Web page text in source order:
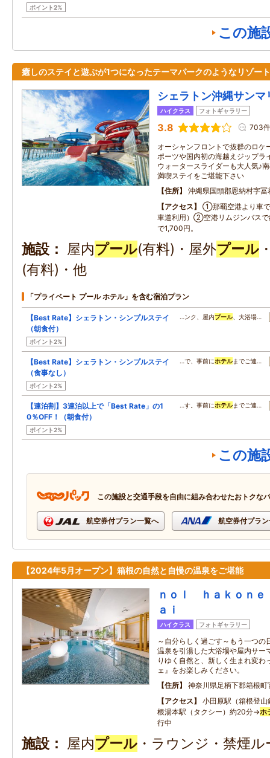
ポイント2%
この施
癒しのステイと遊ぶが1つになったテーマパークのようなリゾート
シェラトン沖縄サン
ハイクラス フォトギャラリー
3.8 703件
オーシャンフロントで抜群のロケ
ポーツや国内初の海越えジップラ
ウォータースライダーも大人気♪
満喫ステイをご堪能下さい
住所
沖縄県国頭郡恩納村字
アクセス
①那覇空港より車
車道利用）②空港リムジンバス
で1,700円。
施設 屋内プール(有料)・屋外プール
(有料)・他
「プライベート プール ホテル」を含む宿泊プラン
【Best Rate】シェラトン・シンプルステイ
（朝食付）
ポイント2%
…ンク、屋内プール、大浴場…
【Best Rate】シェラトン・シンプルステイ
（食事なし）
ポイント2%
…で、事前にホテルまでご連…
【連泊割】3連泊以上で「Best Rate」の1
0％OFF！（朝食付）
ポイント2%
…す。事前にホテルまでご連…
この施
この施設と交通手段を自由に組み合わせたおトクな
航空券付プラン一覧へ 航空券付プラ
【2024年5月オープン】箱根の自然と自慢の温泉をご堪能
ｎｏｌ ｈａｋｏｎ
ａｉ
ハイクラス フォトギャラリー
～自分らしく過ごす～もう一つの
温泉を引湯した大浴場や屋内サー
りゆく自然と、新しく生まれ変わ
ェ』をお楽しみください。
住所
神奈川県足柄下郡箱根
アクセス
小田原駅（箱根登
根湯本駅（タクシー）約20分→ホ
行中
施設 屋内プール ・ラウンジ・禁煙